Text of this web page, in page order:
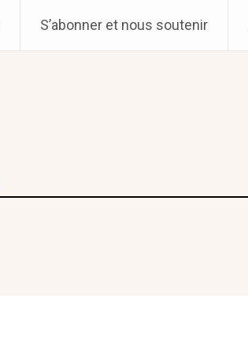
S’abonner et nous soutenir